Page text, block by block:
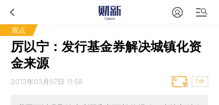
观点
厉以宁：发行基金券解决城镇化资
金来源
2013年03月07日 11:58 T中